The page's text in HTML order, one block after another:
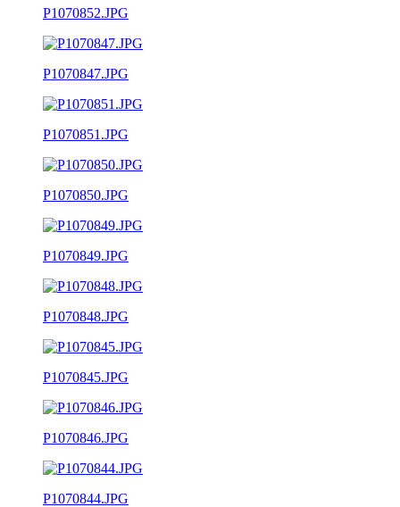
P1070852.JPG
P1070847.JPG
P1070851.JPG
P1070850.JPG
P1070849.JPG
P1070848.JPG
P1070845.JPG
P1070846.JPG
P1070844.JPG